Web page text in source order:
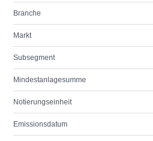
Branche
Markt
Subsegment
Mindestanlagesumme
Notierungseinheit
Emissionsdatum